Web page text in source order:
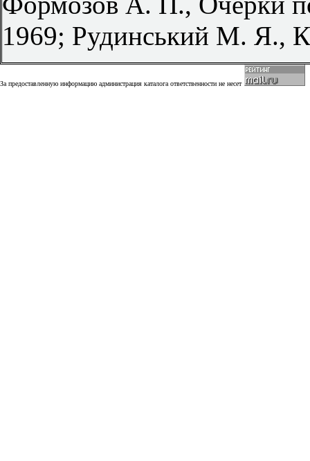
1969; Рудинський М. Я.,
За предоставленную информацию администрация каталога ответственности не несет